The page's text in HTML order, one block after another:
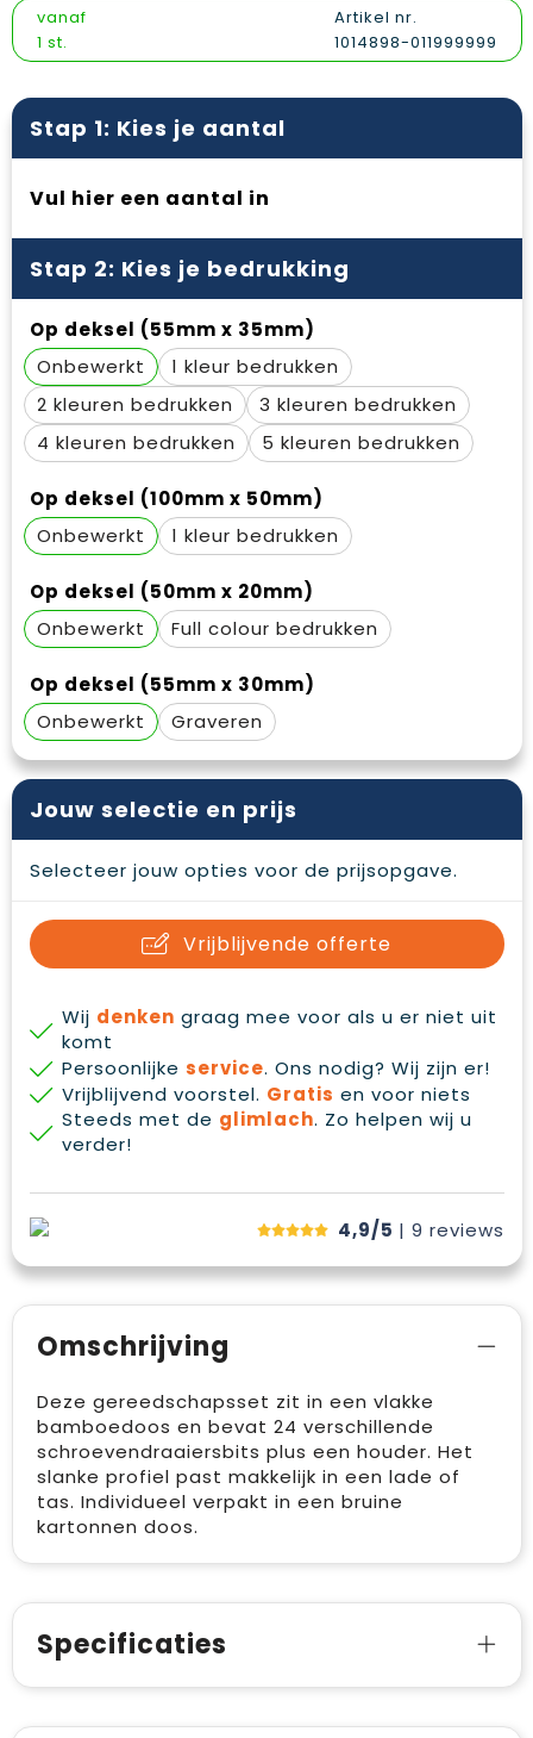
Gilets
Spellen voor binnen en buiten
Sport
Promotietassen
Reistassen
Schoudertassen
Sporttassen
Strandtassen
Tablettassen
Toilettassen
Waterbestendige tassen
Duffeltassen
Draagtassen
Reflecterende vesten
Regenkleding
Sweaters
T-Shirts
Veiligheidssignalering en Verlichting
Veiligheidsvesten en Veiligheidshesjes
Vesten
Gehoorbescherming
Oog- en gelaatsbescherming
Hoofdbescherming
E.H.B.O.
Ademhalingsbescherming
vanaf
1 st.
Artikel nr.
1014898-011999999
Stap 1: Kies je aantal
Vul hier een aantal in
Stap 2: Kies je bedrukking
Op deksel (55mm x 35mm)
Onbewerkt
1
2
3
4
5
Op deksel (100mm x 50mm)
Onbewerkt
1
Op deksel (50mm x 20mm)
Onbewerkt
Full colour
Op deksel (55mm x 30mm)
Onbewerkt
Graveren
Jouw selectie en prijs
Selecteer jouw opties voor de prijsopgave.
Vrijblijvende offerte
Wij denken graag mee voor als u er niet uit
komt
Persoonlijke service. Ons nodig? Wij zijn er!
Vrijblijvend voorstel. Gratis en voor niets
Steeds met de glimlach. Zo helpen wij u
verder!
4,9/5 | 9 reviews
Omschrijving
Deze gereedschapsset zit in een vlakke
bamboedoos en bevat 24 verschillende
schroevendraaiersbits plus een houder. Het
slanke profiel past makkelijk in een lade of
tas. Individueel verpakt in een bruine
kartonnen doos.
Specificaties